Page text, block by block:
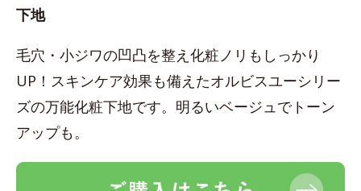
下地
毛穴・小ジワの凹凸を整え化粧ノリもしっかり
UP！スキンケア効果も備えたオルビスユーシリー
ズの万能化粧下地です。明るいベージュでトーン
アップも。